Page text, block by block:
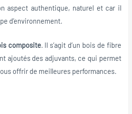
aspect authentique, naturel et car il
d’environnement.
composite. Il s’agit d’un bois de fibre
ajoutés des adjuvants, ce qui permet
offrir de meilleures performances.